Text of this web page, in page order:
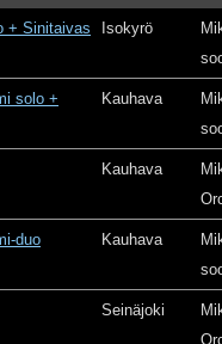
+ Sinitaivas Isokyrö
solo +
Kauhava
Kauhava
duo Kauhava
Seinäjoki